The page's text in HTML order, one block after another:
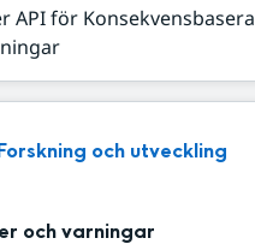
API för
och utveckling
och varningar